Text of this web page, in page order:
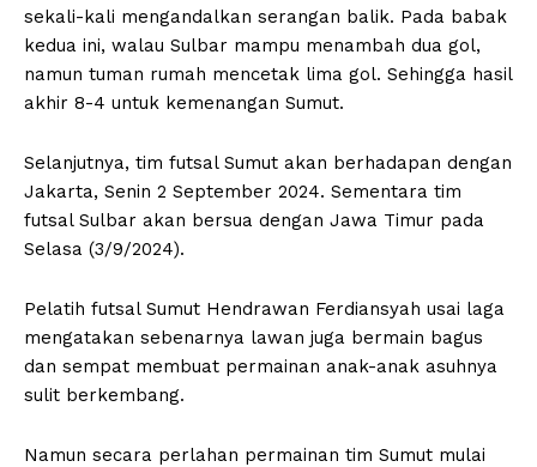
sekali-kali mengandalkan serangan balik. Pada babak
kedua ini, walau Sulbar mampu menambah dua gol,
namun tuman rumah mencetak lima gol. Sehingga hasil
akhir 8-4 untuk kemenangan Sumut.
Selanjutnya, tim futsal Sumut akan berhadapan dengan
Jakarta, Senin 2 September 2024. Sementara tim
futsal Sulbar akan bersua dengan Jawa Timur pada
Selasa (3/9/2024).
Pelatih futsal Sumut Hendrawan Ferdiansyah usai laga
mengatakan sebenarnya lawan juga bermain bagus
dan sempat membuat permainan anak-anak asuhnya
sulit berkembang.
Namun secara perlahan permainan tim Sumut mulai